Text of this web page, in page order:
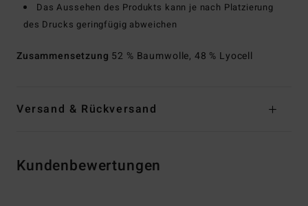
Das Aussehen des Produkts kann je nach Platzierung
des Drucks geringfügig abweichen
Zusammensetzung 52 % Baumwolle, 48 % Lyocell
Versand & Rückversand
Kundenbewertungen